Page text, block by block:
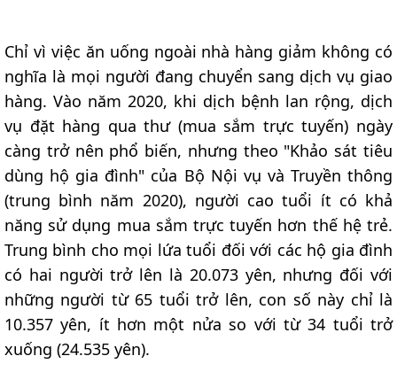
Chỉ vì việc ăn uống ngoài nhà hàng giảm không có
nghĩa là mọi người đang chuyển sang dịch vụ giao
hàng. Vào năm 2020, khi dịch bệnh lan rộng, dịch
vụ đặt hàng qua thư (mua sắm trực tuyến) ngày
càng trở nên phổ biến, nhưng theo "Khảo sát tiêu
dùng hộ gia đình" của Bộ Nội vụ và Truyền thông
(trung bình năm 2020), người cao tuổi ít có khả
năng sử dụng mua sắm trực tuyến hơn thế hệ trẻ.
Trung bình cho mọi lứa tuổi đối với các hộ gia đình
có hai người trở lên là 20.073 yên, nhưng đối với
những người từ 65 tuổi trở lên, con số này chỉ là
10.357 yên, ít hơn một nửa so với từ 34 tuổi trở
xuống (24.535 yên).